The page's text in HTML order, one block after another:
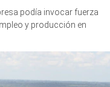
podía invocar fuerza
y producción en